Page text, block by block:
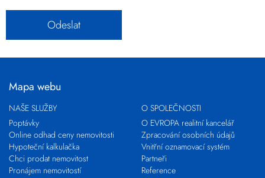
Mapa webu
NAŠE SLUŽBY
Poptávky
Online odhad ceny nemovitosti
Hypoteční kalkulačka
Chci prodat nemovitost
Pronájem nemovitostí
O SPOLEČNOSTI
O EVROPA realitní kancelář
Zpracování osobních údajů
Vnitřní oznamovací systém
Partneři
Reference